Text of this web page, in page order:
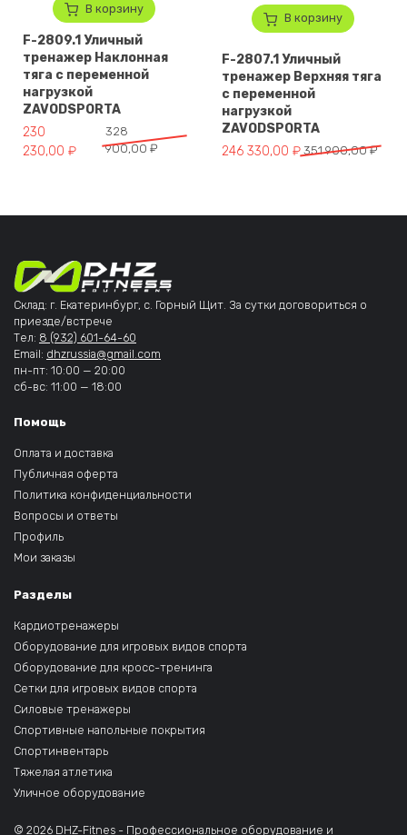
В корзину
F-2809.1 Уличный
тренажер Наклонная
тяга с переменной
нагрузкой
ZAVODSPORTA
328
900,00 ₽
Первоначальная цена составляла 328 900,00 ₽.
230
230,00 ₽
Текущая цена: 230 230,00 ₽.
В корзину
F-2807.1 Уличный
тренажер Верхняя тяга
с переменной
нагрузкой
ZAVODSPORTA
351 900,00₽
Первоначальная цена
246 330,00 ₽
Текущая цена: 246 330,00 ₽.
Склад: г. Екатеринбург, с. Горный Щит. За сутки договориться о
приезде/встрече
Тел: 8 (932) 601-64-60
Email: dhzrussia@gmail.com
пн-пт: 10:00 — 20:00
сб-вс: 11:00 — 18:00
Помощь
Оплата и доставка
Публичная оферта
Политика конфиденциальности
Вопросы и ответы
Профиль
Мои заказы
Разделы
Кардиотренажеры
Оборудование для игровых видов спорта
Оборудование для кросс-тренинга
Сетки для игровых видов спорта
Силовые тренажеры
Спортивные напольные покрытия
Спортинвентарь
Тяжелая атлетика
Уличное оборудование
© 2026 DHZ-Fitnes - Профессиональное оборудование и